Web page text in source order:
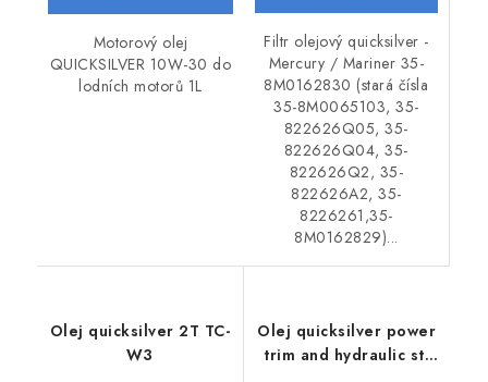
Motorový olej
QUICKSILVER 10W-30 do
lodních motorů 1L
Filtr olejový quicksilver -
Mercury / Mariner 35-
8M0162830 (stará čísla
35-8M0065103, 35-
822626Q05, 35-
822626Q04, 35-
822626Q2, 35-
822626A2, 35-
8226261,35-
8M0162829)...
Olej quicksilver 2T TC-
W3
Olej quicksilver power
trim and hydraulic st.